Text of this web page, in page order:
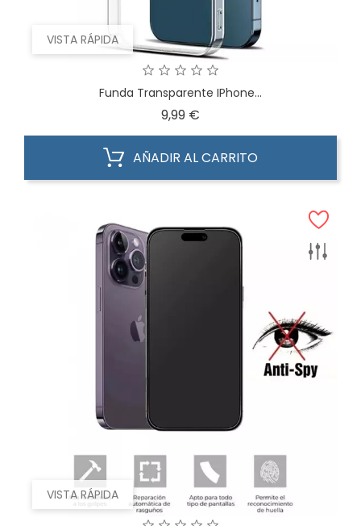
VISTA RÁPIDA
Funda Transparente IPhone...
9,99 €
AÑADIR AL CARRITO
VISTA RÁPIDA